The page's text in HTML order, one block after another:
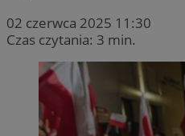
02 czerwca 2025 11:30
Czas czytania: 3 min.